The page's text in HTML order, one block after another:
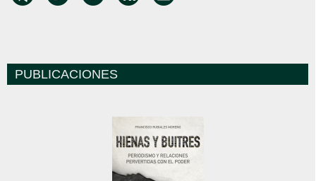
PUBLICACIONES